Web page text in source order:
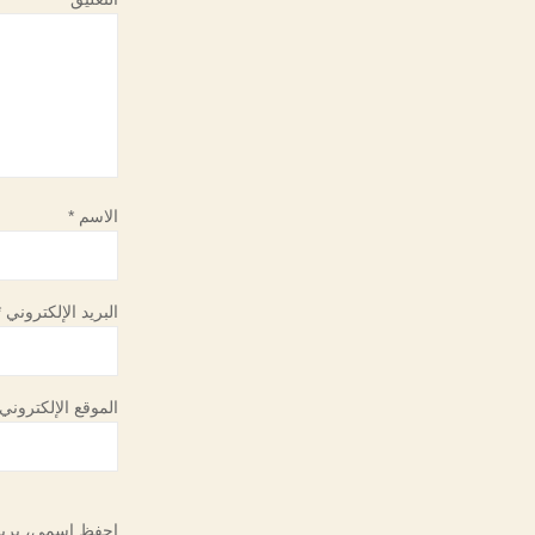
الاسم*
البريد الإلكتروني
الموقع الإلكتروني
احفظ اسمي،